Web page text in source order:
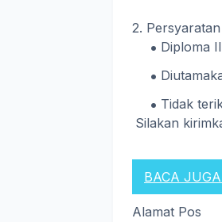
2.
Diploma
Tidak
Silakan
BACA
Alamat Pos